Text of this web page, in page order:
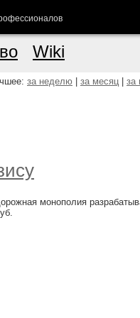
Wiki
за неделю за месяц за
монополия